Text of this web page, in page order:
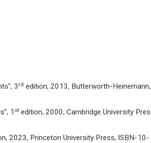
3 rd edition, 2013, Butterworth-Heinemann,
1 st edition, 2000, Cambridge University
2023, Princeton University Press, ISBN-10-